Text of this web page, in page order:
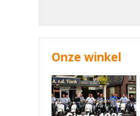
Onze winkel